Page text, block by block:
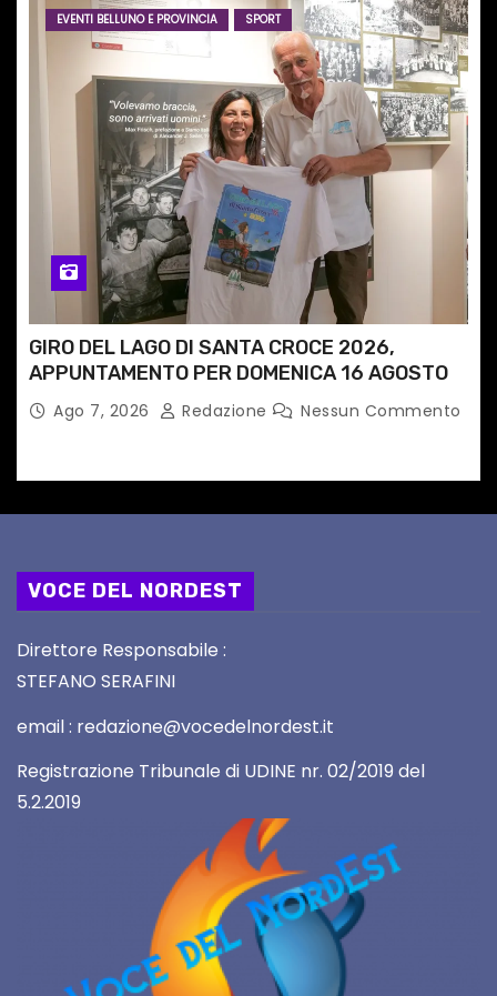
EVENTI BELLUNO E PROVINCIA SPORT
GIRO DEL LAGO DI SANTA CROCE 2026,
APPUNTAMENTO PER DOMENICA 16 AGOSTO
Ago 7, 2026 Redazione Nessun Commento
VOCE DEL NORDEST
Direttore Responsabile :
STEFANO SERAFINI
email : redazione@vocedelnordest.it
Registrazione Tribunale di UDINE nr. 02/2019 del
5.2.2019